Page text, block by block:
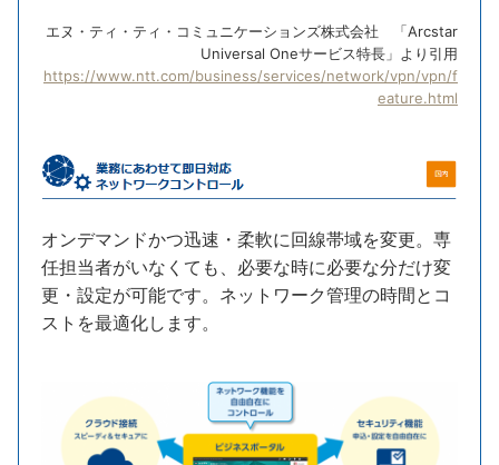
エヌ・ティ・ティ・コミュニケーションズ株式会社 「Arcstar
Universal Oneサービス特長」より引用
https://www.ntt.com/business/services/network/vpn/vpn/f
eature.html
オンデマンドかつ迅速・柔軟に回線帯域を変更。専
任担当者がいなくても、必要な時に必要な分だけ変
更・設定が可能です。ネットワーク管理の時間とコ
ストを最適化します。